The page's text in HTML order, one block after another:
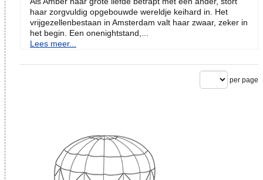
haar zorgvuldig opgebouwde wereldje keihard in. Het
vrijgezellenbestaan in Amsterdam valt haar zwaar, zeker in
het begin. Een onenightstand,...
Lees meer...
per page